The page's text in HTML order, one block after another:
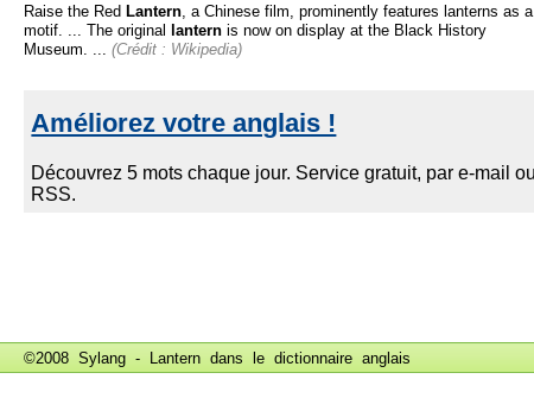
Raise the Red Lantern , a Chinese film, prominently features lanterns as a
motif. ... The original
lantern is now on display at the Black History
Museum. ...
(Crédit : Wikipedia)
©2008 Sylang - Lantern dans le dictionnaire anglais